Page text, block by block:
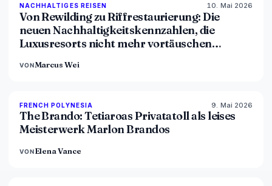
86% 81
NACHHALTIGES REISEN 10. Mai 2026
Von Rewilding zu Riffrestaurierung: Die
neuen Nachhaltigkeitskennzahlen, die
Luxusresorts nicht mehr vortäuschen
VONMarcus Wei
96% 51
FRENCH POLYNESIA 9. Mai 2026
The Brando: Tetiaroas Privatatoll als leises
Meisterwerk Marlon Brandos
VONElena Vance